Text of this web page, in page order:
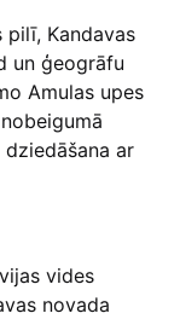
pilī, Kandavas
un ģeogrāfu
Amulas upes
ar
vides
novada